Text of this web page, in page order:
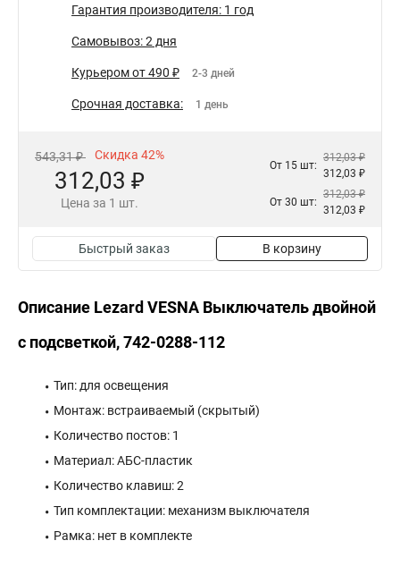
Гарантия производителя: 1 год
Самовывоз: 2 дня
Курьером от 490 ₽ 2-3 дней
Срочная доставка: 1 день
543,31 ₽ Скидка 42%
312,03 ₽
Цена за 1 шт.
От 15 шт:
312,03 ₽
312,03 ₽
От 30 шт:
312,03 ₽
312,03 ₽
Быстрый заказ В корзину
Описание Lezard VESNA Выключатель двойной
с подсветкой, 742-0288-112
Тип: для освещения
Монтаж: встраиваемый (скрытый)
Количество постов: 1
Материал: АБС-пластик
Количество клавиш: 2
Тип комплектации: механизм выключателя
Рамка: нет в комплекте